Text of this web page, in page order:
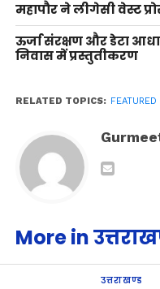
महापौर ने लीगेसी वेस्ट
ऊर्जा संरक्षण और डेटा
निवास में प्रस्तुतीकरण
RELATED TOPICS: FEATURED
More in
उत्तराखण्ड